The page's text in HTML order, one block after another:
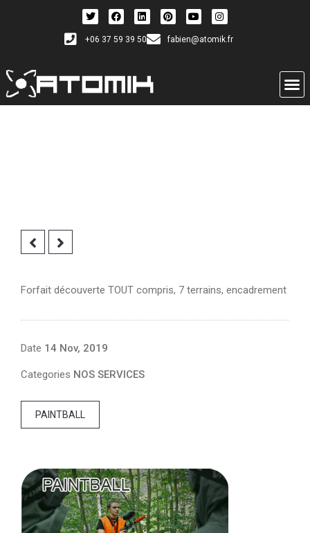
+06 37 59 39 50 fabien@atomik.fr
Forfait découverte TOUT compris, 7 terrains, encadrement
Date 14 Nov, 2019
Categories NOS SERVICES
PAINTBALL